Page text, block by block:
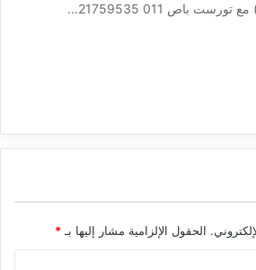
الحقول الإلزامية مشار إليها بـ *